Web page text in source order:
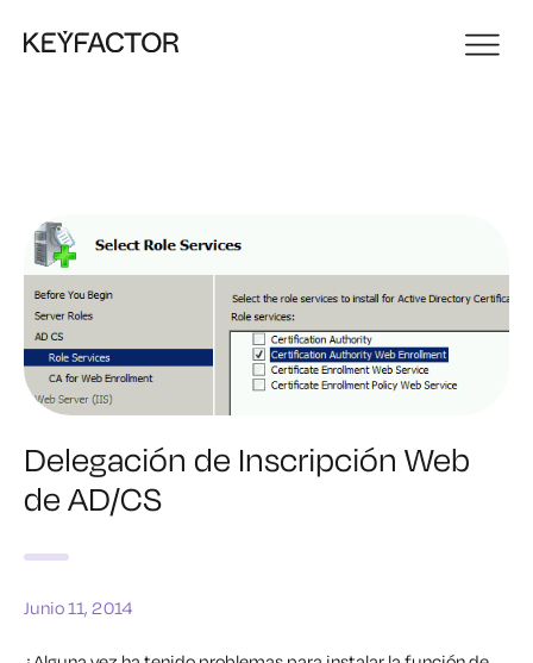
Delegación de Inscripción Web
de AD/CS
Junio 11, 2014